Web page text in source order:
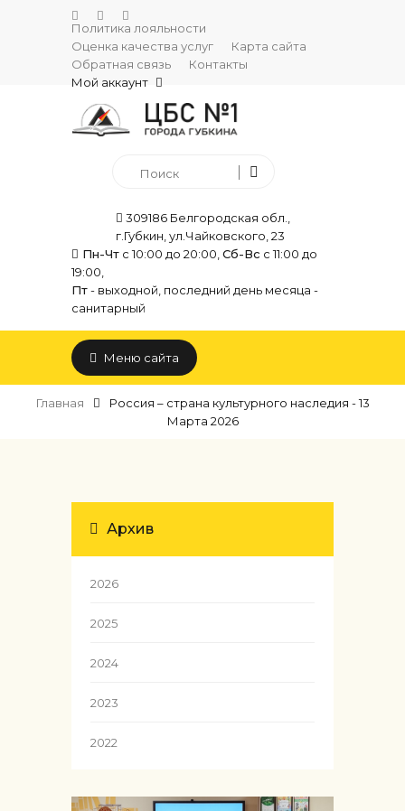
Политика лояльности
Оценка качества услуг
Карта сайта
Обратная связь
Контакты
Мой аккаунт
309186 Белгородская обл.,
г.Губкин, ул.Чайковского, 23
Пн-Чт с 10:00 до 20:00, Сб-Вс с 11:00 до
19:00,
Пт- выходной, последний день месяца -
санитарный
Меню сайта
Главная
Россия – страна культурного наследия - 13
Марта 2026
Архив
2026
2025
2024
2023
2022